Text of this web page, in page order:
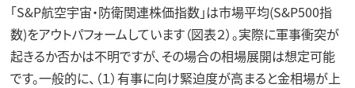
「S&P航空宇宙・防衛関連株価指数」は市場平均(S&P500指
数)をアウトパフォームしています（図表２）。実際に軍事衝突が
起きるか否かは不明ですが、その場合の相場展開は想定可能
です。一般的に、（１）有事に向け緊迫度が高まると金相場が上